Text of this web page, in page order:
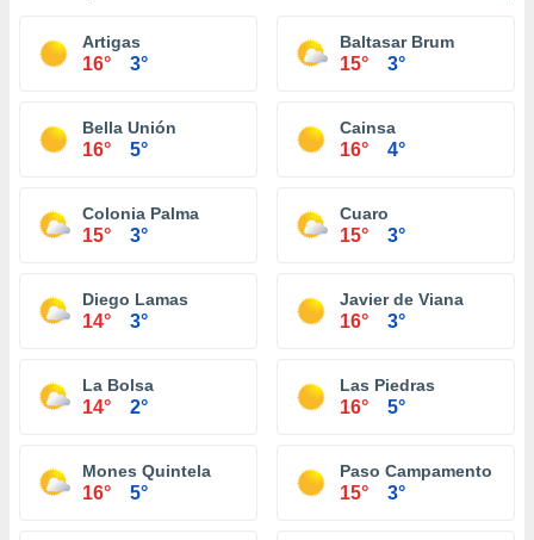
Artigas
16° 3°
Baltasar Brum
15° 3°
Bella Unión
16° 5°
Cainsa
16° 4°
Colonia Palma
15° 3°
Cuaro
15° 3°
Diego Lamas
14° 3°
Javier de Viana
16° 3°
La Bolsa
14° 2°
Las Piedras
16° 5°
Mones Quintela
16° 5°
Paso Campamento
15° 3°